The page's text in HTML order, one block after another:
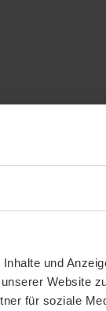
und
Website
für soziale